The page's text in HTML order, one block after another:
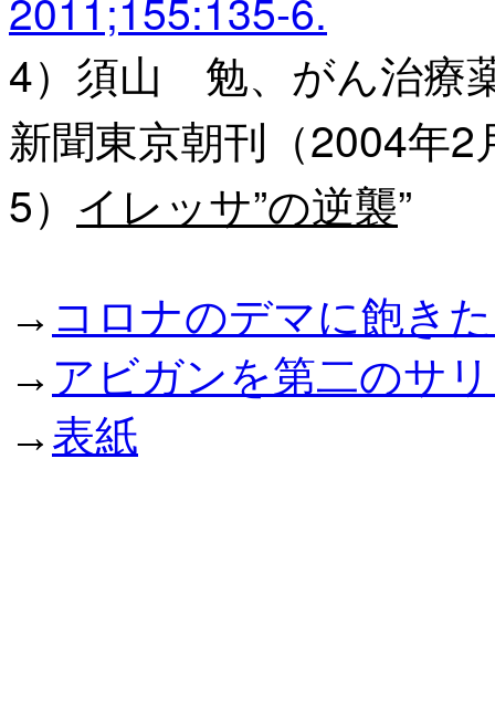
4）須山 勉、がん治療
新聞東京朝刊（2004年2
5） イレッサ”の逆襲”
→ コロナのデマに飽き
→ アビガンを第二のサ
→ 表紙